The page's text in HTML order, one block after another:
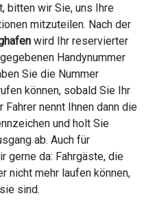
bitten wir Sie, uns Ihre
mitzuteilen. Nach der
wird Ihr reservierter
Handynummer
Sie die Nummer
können, sobald Sie Ihr
Fahrer nennt Ihnen dann die
und holt Sie
ab. Auch für
gerne da: Fahrgäste, die
nicht mehr laufen können,
sind.